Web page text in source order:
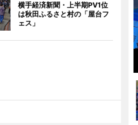
横手経済新聞・上半期PV1位
は秋田ふるさと村の「屋台フ
ェス」